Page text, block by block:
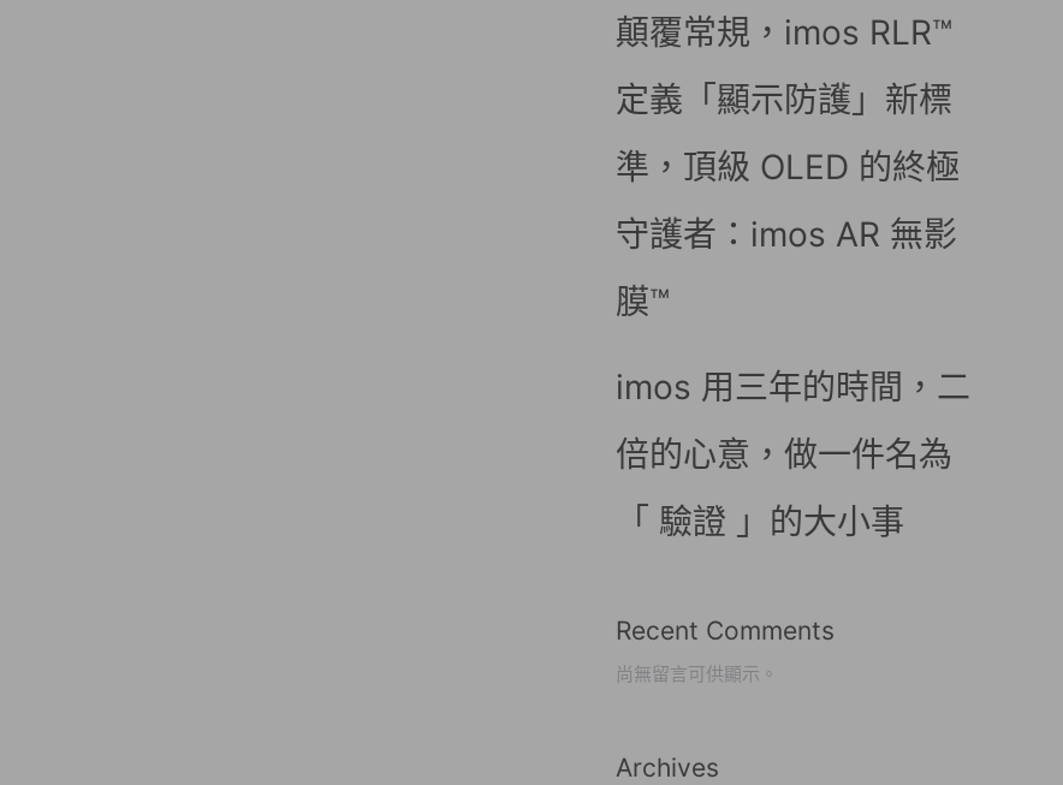
顛覆常規，imos RLR™
定義「顯示防護」新標
準，頂級 OLED 的終極
守護者：imos AR 無影
膜™
imos 用三年的時間，二
倍的心意，做一件名為
「 驗證 」的大小事
Recent Comments
尚無留言可供顯示。
Archives